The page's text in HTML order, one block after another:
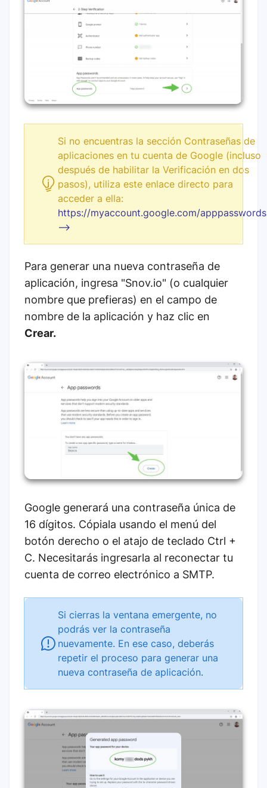
Si no encuentras la sección Contraseñas de
aplicaciones en tu cuenta de Google (incluso
después de habilitar la Verificación en dos
pasos), utiliza este enlace directo para
acceder a ella:
https://myaccount.google.com/apppasswords
-->
Para generar una nueva contraseña de
aplicación, ingresa "Snov.io" (o cualquier
nombre que prefieras) en el campo de
nombre de la aplicación y haz clic en
Crear.
Google generará una contraseña única de
16 dígitos. Cópiala usando el menú del
botón derecho o el atajo de teclado Ctrl +
C. Necesitarás ingresarla al reconectar tu
cuenta de correo electrónico a SMTP.
Si cierras la ventana emergente, no
podrás ver la contraseña
nuevamente. En ese caso, deberás
repetir el proceso para generar una
nueva contraseña de aplicación.